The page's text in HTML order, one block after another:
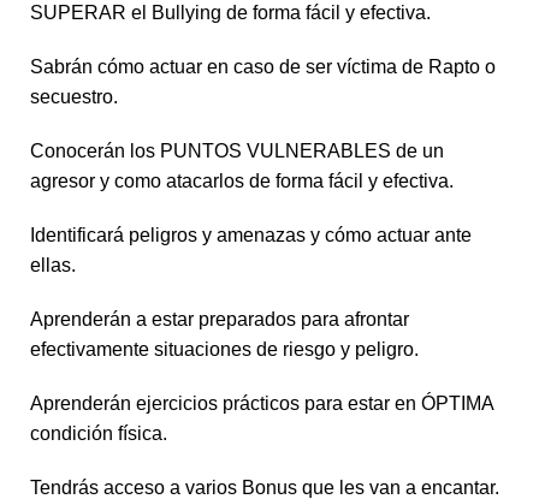
SUPERAR el Bullying de forma fácil y efectiva.
Sabrán cómo actuar en caso de ser víctima de Rapto o
secuestro.
Conocerán los PUNTOS VULNERABLES de un
agresor y como atacarlos de forma fácil y efectiva.
Identificará peligros y amenazas y cómo actuar ante
ellas.
Aprenderán a estar preparados para afrontar
efectivamente situaciones de riesgo y peligro.
Aprenderán ejercicios prácticos para estar en ÓPTIMA
condición física.
Tendrás acceso a varios Bonus que les van a encantar.